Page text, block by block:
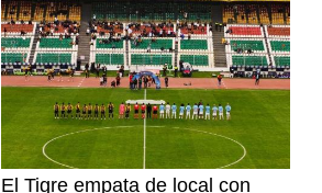
El Tigre empata de local con